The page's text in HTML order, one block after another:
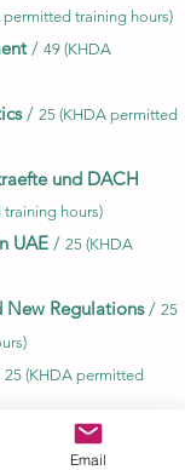
permitted training hours)
/ 49 (KHDA
/ 25 (KHDA permitted
und DACH
hours)
UAE / 25 (KHDA
New Regulations/ 25
25 (KHDA permitted
permitted training
Email